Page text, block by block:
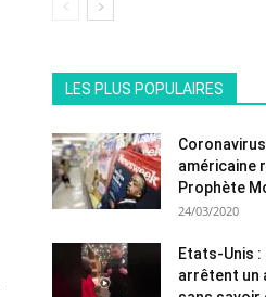
LES PLUS POPULAIRES
américaine
24/03/2020
Etats-Unis
arrêtent un